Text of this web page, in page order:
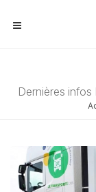
Dernières